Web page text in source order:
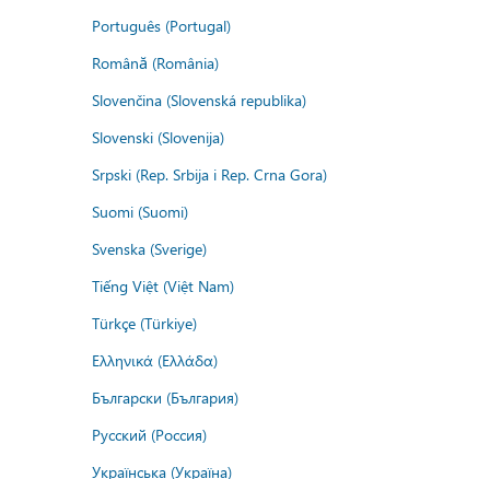
Português (Portugal)
Română (România)
Slovenčina (Slovenská republika)
Slovenski (Slovenija)
Srpski (Rep. Srbija i Rep. Crna Gora)
Suomi (Suomi)
Svenska (Sverige)
Tiếng Việt (Việt Nam)
Türkçe (Türkiye)
Ελληνικά (Ελλάδα)
Български (България)
Русский (Россия)
Українська (Україна)